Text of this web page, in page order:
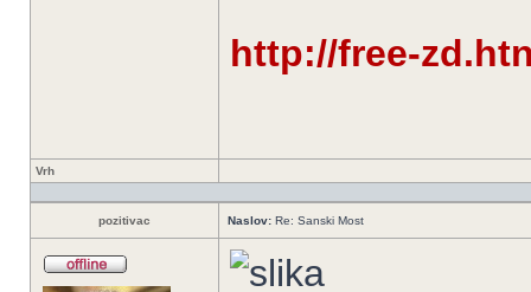
http://free-
Vrh
pozitivac Naslov: Re: Sanski Most